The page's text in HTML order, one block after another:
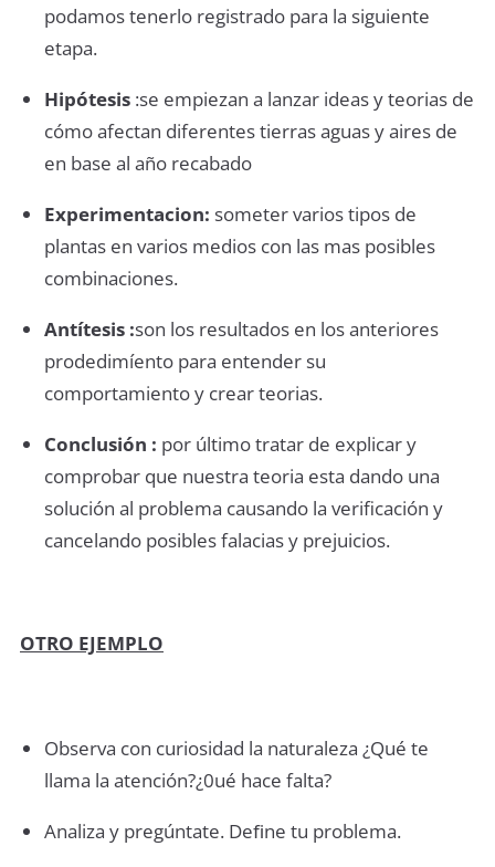
podamos tenerlo registrado para la siguiente
etapa.
Hipótesis :se empiezan a lanzar ideas y teorias de
cómo afectan diferentes tierras aguas y aires de
en base al año recabado
Experimentacion: someter varios tipos de
plantas en varios medios con las mas posibles
combinaciones.
Antítesis :son los resultados en los anteriores
prodedimíento para entender su
comportamiento y crear teorias.
Conclusión : por último tratar de explicar y
comprobar que nuestra teoria esta dando una
solución al problema causando la verificación y
cancelando posibles falacias y prejuicios.
OTRO EJEMPLO
Observa con curiosidad la naturaleza ¿Qué te
llama la atención?¿0ué hace falta?
Analiza y pregúntate. Deﬁne tu problema.